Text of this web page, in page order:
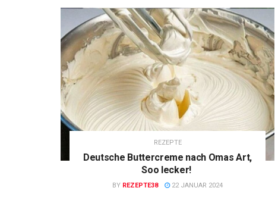
REZEPTE
Deutsche Buttercreme nach Omas Art,
Soo lecker!
BY REZEPTE38 22 JANUAR 2024